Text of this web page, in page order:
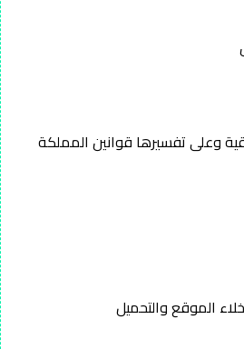
وعلى تفسيرها قوانين المملكة
الموقع والتحميل